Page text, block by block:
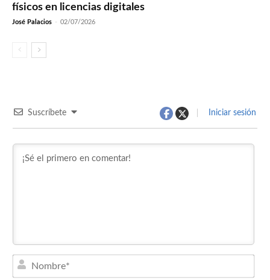
físicos en licencias digitales
José Palacios - 02/07/2026
Suscríbete Iniciar sesión